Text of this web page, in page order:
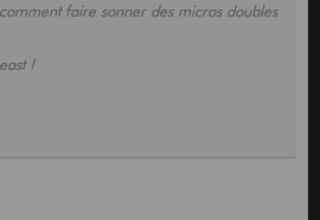
faire sonner des micros doubles
!